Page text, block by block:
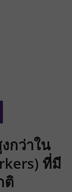
กว่าใน
ที่มี
ติ